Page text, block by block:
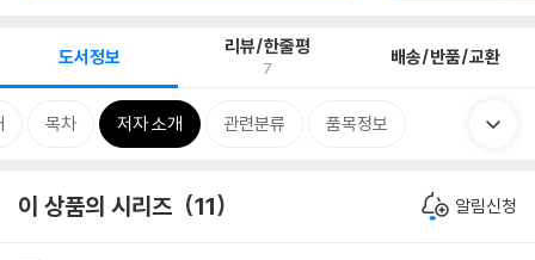
도서정보 리뷰/한줄평
7 배송/반품/교환
목차 저자 소개 관련분류 품목정보
이 상품의 시리즈 11 알림신청